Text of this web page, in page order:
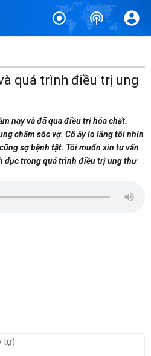
quá trình điều trị ung
nay và đã qua điều trị hóa chất.
chăm sóc vợ. Cô ấy lo lắng tôi nhịn
sợ bệnh tật. Tôi muốn xin tư vấn
dục trong quá trình điều trị ung thư